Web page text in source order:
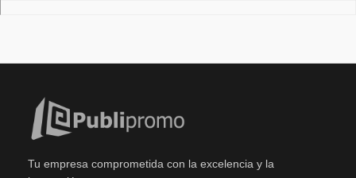
Tu empresa comprometida con la excelencia y la